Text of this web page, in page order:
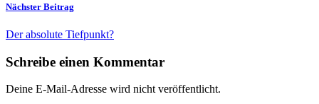
Nächster Beitrag
Der absolute Tiefpunkt?
Schreibe einen Kommentar
Deine E-Mail-Adresse wird nicht veröffentlicht.